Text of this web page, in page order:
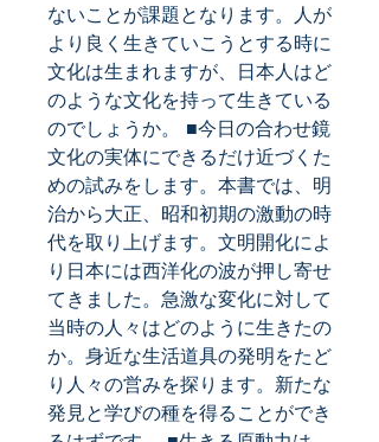
ないことが課題となります。人が
より良く生きていこうとする時に
文化は生まれますが、日本人はど
のような文化を持って生きている
のでしょうか。 ■今日の合わせ鏡
文化の実体にできるだけ近づくた
めの試みをします。本書では、明
治から大正、昭和初期の激動の時
代を取り上げます。文明開化によ
り日本には西洋化の波が押し寄せ
てきました。急激な変化に対して
当時の人々はどのように生きたの
か。身近な生活道具の発明をたど
り人々の営みを探ります。新たな
発見と学びの種を得ることができ